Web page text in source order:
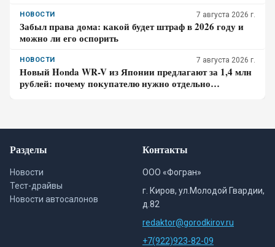
НОВОСТИ 7 августа 2026 г.
Забыл права дома: какой будет штраф в 2026 году и
можно ли его оспорить
НОВОСТИ 7 августа 2026 г.
Новый Honda WR-V из Японии предлагают за 1,4 млн
рублей: почему покупателю нужно отдельно
Разделы
Новости
Тест-драйвы
Новости автосалонов
Контакты
ООО «Фогран»
г. Киров, ул.Молодой Гвардии,
д.82
redaktor@gorodkirov.ru
+7(922)923-82-09